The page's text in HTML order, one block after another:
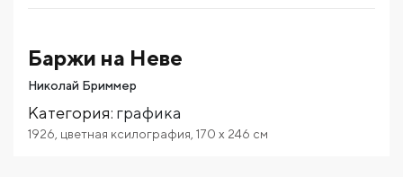
Баржи на Неве
Николай Бриммер
Категория: графика
1926 цветная ксилография 170 x 246 см